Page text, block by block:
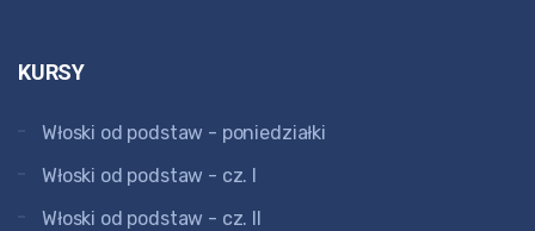
KURSY
Włoski od podstaw - poniedziałki
Włoski od podstaw - cz. I
Włoski od podstaw - cz. II